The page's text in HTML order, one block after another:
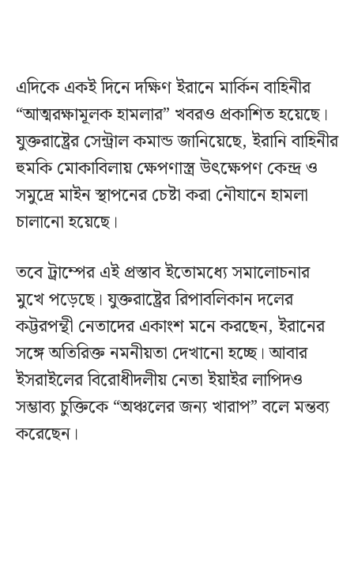
এদিকে একই দিনে দক্ষিণ ইরানে মার্কিন বাহিনীর
“আত্মরক্ষামূলক হামলার” খবরও প্রকাশিত হয়েছে।
যুক্তরাষ্ট্রের সেন্ট্রাল কমান্ড জানিয়েছে, ইরানি বাহিনীর
হুমকি মোকাবিলায় ক্ষেপণাস্ত্র উৎক্ষেপণ কেন্দ্র ও
সমুদ্রে মাইন স্থাপনের চেষ্টা করা নৌযানে হামলা
চালানো হয়েছে।
তবে ট্রাম্পের এই প্রস্তাব ইতোমধ্যে সমালোচনার
মুখে পড়েছে। যুক্তরাষ্ট্রের রিপাবলিকান দলের
কট্টরপন্থী নেতাদের একাংশ মনে করছেন, ইরানের
সঙ্গে অতিরিক্ত নমনীয়তা দেখানো হচ্ছে। আবার
ইসরাইলের বিরোধীদলীয় নেতা ইয়াইর লাপিদও
সম্ভাব্য চুক্তিকে “অঞ্চলের জন্য খারাপ” বলে মন্তব্য
করেছেন।